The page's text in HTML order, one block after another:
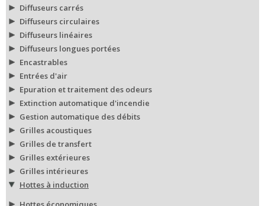
Diffuseurs carrés
Diffuseurs circulaires
Diffuseurs linéaires
Diffuseurs longues portées
Encastrables
Entrées d'air
Epuration et traitement des odeurs
Extinction automatique d'incendie
Gestion automatique des débits
Grilles acoustiques
Grilles de transfert
Grilles extérieures
Grilles intérieures
Hottes à induction